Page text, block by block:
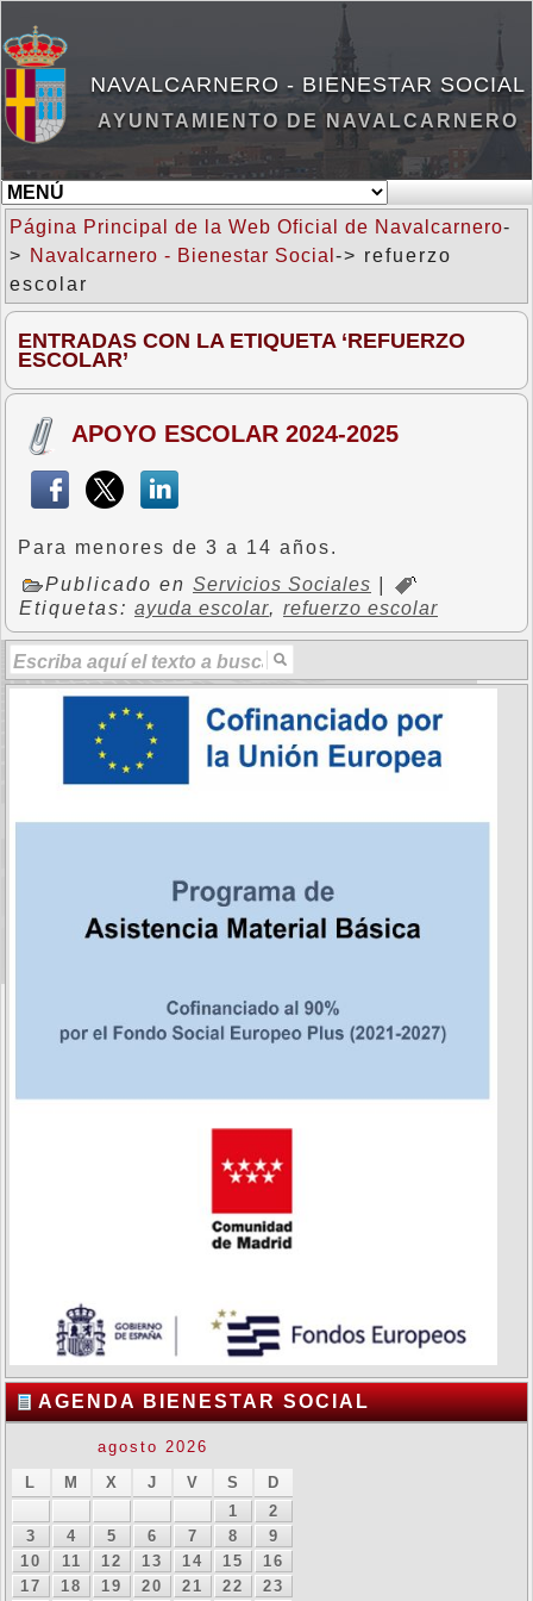
NAVALCARNERO - BIENESTAR SOCIAL
AYUNTAMIENTO DE NAVALCARNERO
Página Principal de la Web Oficial de Navalcarnero-
> Navalcarnero - Bienestar Social -> refuerzo
escolar
ENTRADAS CON LA ETIQUETA ‘REFUERZO
ESCOLAR’
APOYO ESCOLAR 2024-2025
Para menores de 3 a 14 años.
Publicado en Servicios Sociales
Etiquetas: ayuda escolar, refuerzo escolar
AGENDA BIENESTAR SOCIAL
agosto 2026
L
M X J V S
D
1
2
3
4 5 6 7 8
9
10
11 12 13 14 15
16
17
18 19 20 21 22 23